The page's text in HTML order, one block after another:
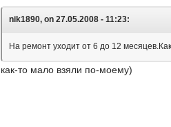
nik1890, on 27.05.2008 - 11:23:
На ремонт уходит от 6 до 12
как-то мало взяли по-моему)